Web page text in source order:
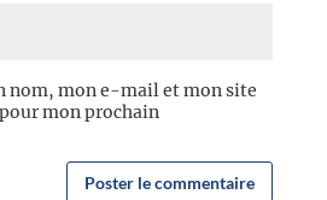
nom, mon e-mail et mon site
mon prochain